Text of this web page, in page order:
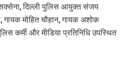
सक्सेना, दिल्ली पुलिस आयुक्त संजय
गायक मोहित चौहान, गायक अशोक
कर्मी और मीडिया प्रतिनिधि उपस्थित